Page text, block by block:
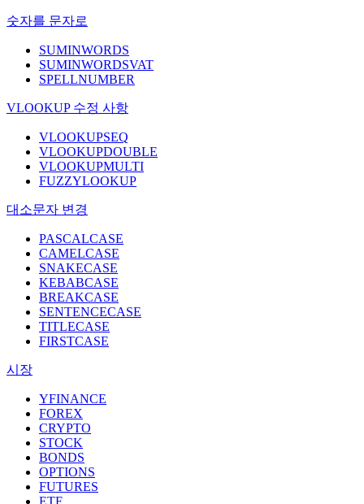
숫자를 문자로
SUMINWORDS
SUMINWORDSVAT
SPELLNUMBER
VLOOKUP 수정 사항
VLOOKUPSEQ
VLOOKUPDOUBLE
VLOOKUPMULTI
FUZZYLOOKUP
대소문자 변경
PASCALCASE
CAMELCASE
SNAKECASE
KEBABCASE
BREAKCASE
SENTENCECASE
TITLECASE
FIRSTCASE
시장
YFINANCE
FOREX
CRYPTO
STOCK
BONDS
OPTIONS
FUTURES
ETF